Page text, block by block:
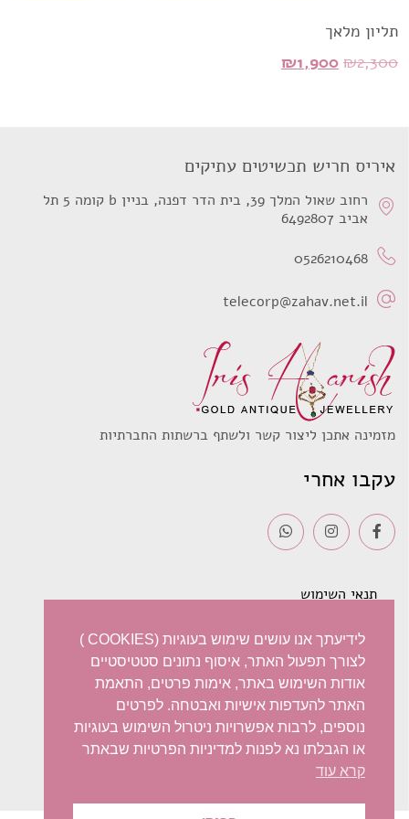
תליון מלאך
₪2,300
המחיר₪1,900
המחיר
איריס חריש תכשיטים עתיקים
רחוב שאול המלך 39, בית הדר דפנה, בניין b קומה 5 תל
אביב 6492807
0526210468
telecorp@zahav.net.il
מזמינה אתכן ליצור קשר ולשתף ברשתות החברתיות
עקבו אחרי
תנאי השימוש
משלוחים
מדיניות פרטיות
ביטול עסקה – החזרות / החלפות
הצהרת נגישות
לידיעתך אנו עושים שימוש בעוגיות (COOKIES )
לצורך תפעול האתר, איסוף נתונים סטטיסטיים
אודות השימוש באתר, אימות פרטים, התאמת
האתר להעדפות אישיות ואבטחה. לפרטים
נוספים, לרבות אפשרויות ניטרול השימוש בעוגיות
או הגבלתו נא לפנות למדיניות הפרטיות שבאתר
קרא עוד